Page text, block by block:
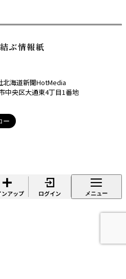
ぶ情報紙
北海道新聞HotMedia
中央区大通東4丁目1番地
ンアップ ログイン メニュー